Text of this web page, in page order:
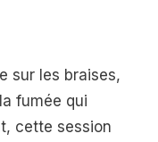
sur les braises,
fumée qui
cette session